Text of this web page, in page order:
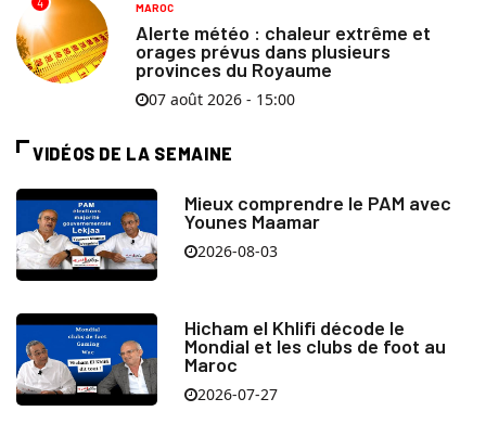
MAROC
Alerte météo : chaleur extrême et
orages prévus dans plusieurs
provinces du Royaume
07 août 2026 - 15:00
VIDÉOS DE LA SEMAINE
Mieux comprendre le PAM avec
Younes Maamar
2026-08-03
Hicham el Khlifi décode le
Mondial et les clubs de foot au
Maroc
2026-07-27